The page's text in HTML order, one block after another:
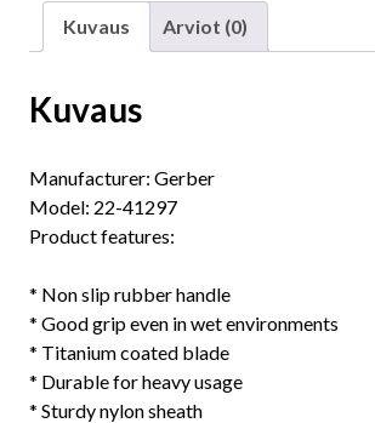
Kuvaus Arviot (0)
Kuvaus
Manufacturer: Gerber
Model: 22-41297
Product features:
* Non slip rubber handle
* Good grip even in wet environments
* Titanium coated blade
* Durable for heavy usage
* Sturdy nylon sheath